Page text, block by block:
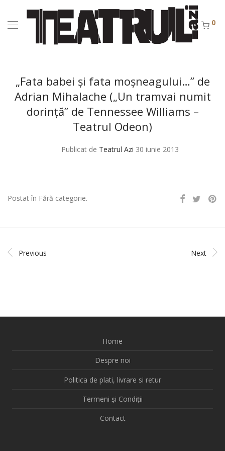
0
„Fata babei şi fata moşneagului…” de
Adrian Mihalache („Un tramvai numit
dorinţă” de Tennessee Williams –
Teatrul Odeon)
Publicat de Teatrul Azi 30 iunie 2013
Postat în Fără categorie.
Previous Next
Home
Despre noi
Politica de plati, livrare si retur
Termeni și Condiții
Contact